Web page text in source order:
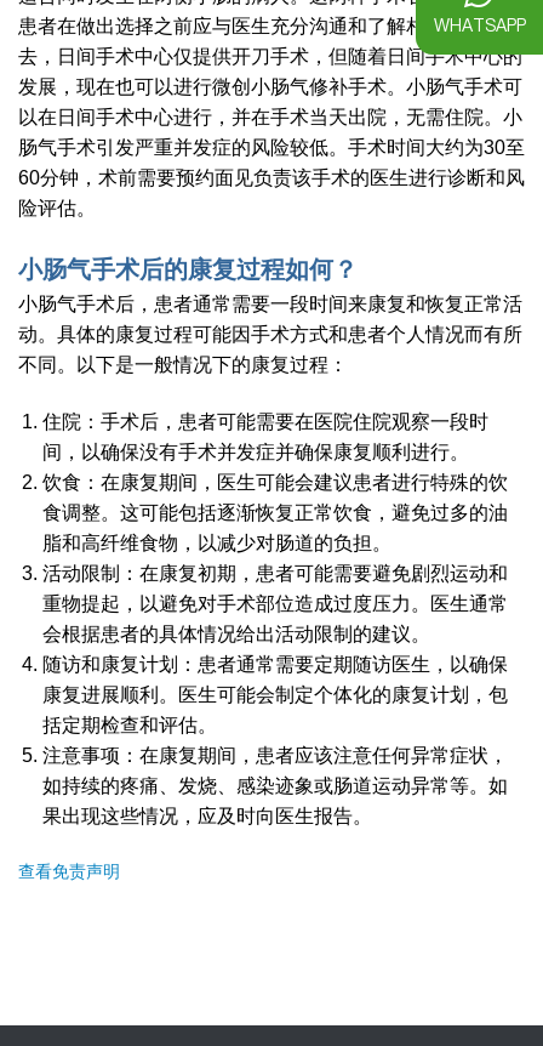
患者在做出选择之前应与医生充分沟通和了解相关风险。过
去，日间手术中心仅提供开刀手术，但随着日间手术中心的
发展，现在也可以进行微创小肠气修补手术。小肠气手术可
以在日间手术中心进行，并在手术当天出院，无需住院。小
肠气手术引发严重并发症的风险较低。手术时间大约为30至
60分钟，术前需要预约面见负责该手术的医生进行诊断和风
险评估。
小肠气手术后的康复过程如何？
小肠气手术后，患者通常需要一段时间来康复和恢复正常活
动。具体的康复过程可能因手术方式和患者个人情况而有所
不同。以下是一般情况下的康复过程：
住院：手术后，患者可能需要在医院住院观察一段时
间，以确保没有手术并发症并确保康复顺利进行。
饮食：在康复期间，医生可能会建议患者进行特殊的饮
食调整。这可能包括逐渐恢复正常饮食，避免过多的油
脂和高纤维食物，以减少对肠道的负担。
活动限制：在康复初期，患者可能需要避免剧烈运动和
重物提起，以避免对手术部位造成过度压力。医生通常
会根据患者的具体情况给出活动限制的建议。
随访和康复计划：患者通常需要定期随访医生，以确保
康复进展顺利。医生可能会制定个体化的康复计划，包
括定期检查和评估。
注意事项：在康复期间，患者应该注意任何异常症状，
如持续的疼痛、发烧、感染迹象或肠道运动异常等。如
果出现这些情况，应及时向医生报告。
查看免责声明
WHATSAPP